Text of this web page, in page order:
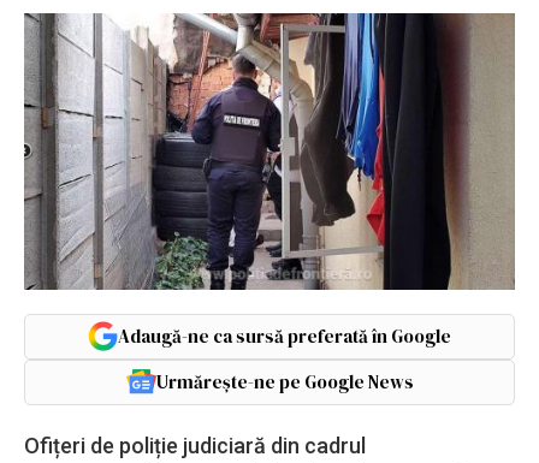
Adaugă-ne ca sursă preferată în Google
Urmărește-ne pe Google News
Ofițeri de poliție judiciară din cadrul